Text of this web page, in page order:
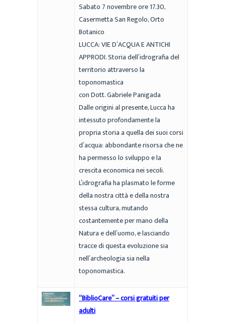
Sabato 7 novembre ore 17.30,
Casermetta San Regolo, Orto
Botanico
LUCCA: VIE D’ACQUA E ANTICHI
APPRODI. Storia dell’idrografia del
territorio attraverso la
toponomastica
con Dott. Gabriele Panigada
Dalle origini al presente, Lucca ha
intessuto profondamente la
propria storia a quella dei suoi corsi
d’acqua: abbondante risorsa che ne
ha permesso lo sviluppo e la
crescita economica nei secoli.
L’idrografia ha plasmato le forme
della nostra città e della nostra
stessa cultura, mutando
costantemente per mano della
Natura e dell’uomo, e lasciando
tracce di questa evoluzione sia
nell’archeologia sia nella
toponomastica.
“BiblioCare” – corsi gratuiti per
adulti